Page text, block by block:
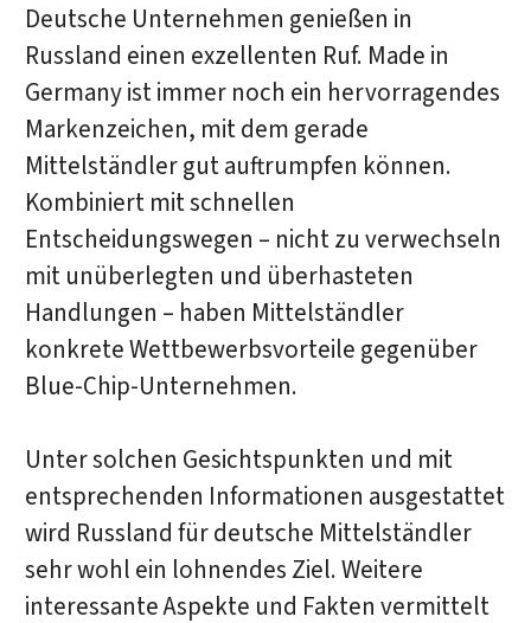
Deutsche Unternehmen genießen in
Russland einen exzellenten Ruf. Made in
Germany ist immer noch ein hervorragendes
Markenzeichen, mit dem gerade
Mittelständler gut auftrumpfen können.
Kombiniert mit schnellen
Entscheidungswegen – nicht zu verwechseln
mit unüberlegten und überhasteten
Handlungen – haben Mittelständler
konkrete Wettbewerbsvorteile gegenüber
Blue-Chip-Unternehmen.
Unter solchen Gesichtspunkten und mit
entsprechenden Informationen ausgestattet
wird Russland für deutsche Mittelständler
sehr wohl ein lohnendes Ziel. Weitere
interessante Aspekte und Fakten vermittelt